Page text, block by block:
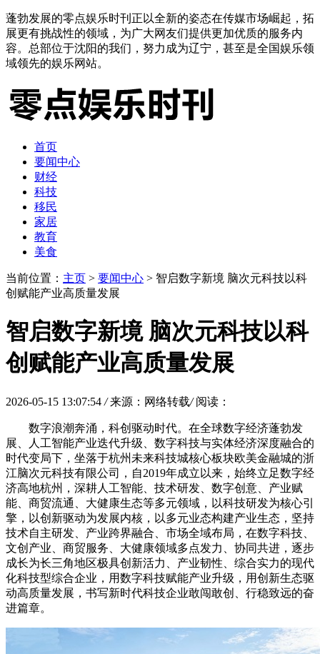
蓬勃发展的零点娱乐时刊正以全新的姿态在传媒市场崛起，拓
展更有挑战性的领域，为广大网友们提供更加优质的服务内
容。总部位于沈阳的我们，努力成为辽宁，甚至是全国娱乐领
域领先的娱乐网站。
首页
要闻中心
财经
科技
移民
家居
教育
美食
当前位置： 主页 > 要闻中心 > 智启数字新境 脑次元科技以科
创赋能产业高质量发展
智启数字新境 脑次元科技以科
创赋能产业高质量发展
2026-05-15 13:07:54 / 来源：网络转载/ 阅读：
数字浪潮奔涌，科创驱动时代。在全球数字经济蓬勃发
展、人工智能产业迭代升级、数字科技与实体经济深度融合的
时代变局下，坐落于杭州未来科技城核心板块欧美金融城的浙
江脑次元科技有限公司，自2019年成立以来，始终立足数字经
济高地杭州，深耕人工智能、技术研发、数字创意、产业赋
能、商贸流通、大健康生态等多元领域，以科技研发为核心引
擎，以创新驱动为发展内核，以多元业态构建产业生态，坚持
技术自主研发、产业跨界融合、市场全域布局，在数字科技、
文创产业、商贸服务、大健康领域多点发力、协同共进，逐步
成长为长三角地区极具创新活力、产业韧性、综合实力的现代
化科技型综合企业，用数字科技赋能产业升级，用创新生态驱
动高质量发展，书写新时代科技企业敢闯敢创、行稳致远的奋
进篇章。